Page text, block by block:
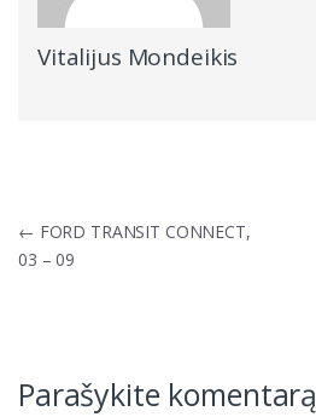
Vitalijus Mondeikis
Navigacija
tarp
įrašų
← FORD TRANSIT CONNECT,
03 – 09
Parašykite komentarą